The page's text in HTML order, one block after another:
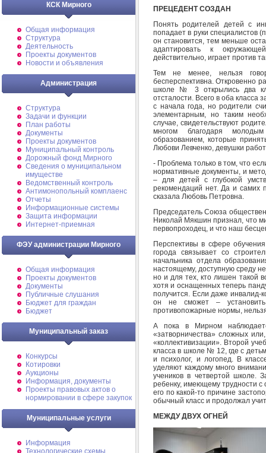
КСК Мирного
Общая информация
Структура
Деятельность
Проекты документов
Новости и объявления
Администрация
Структура
Задачи и функции
План работы
Документы
Проекты документов
Муниципальный контроль
Дорожный фонд Мирного
Cведения о муниципальном
имуществе
Ведомственный контроль
Антимонопольный комплаенс
Отчеты
Информационные системы
Защита информации
Интернет-приемная
ФЭУ администрации Мирного
Общая информация
Проекты документов
Документы
Публичные слушания
Бюджет для граждан
Бюджет
Муниципальный заказ
Конкурсы
Котировки
Аукционы
Информация, документы
Проекты правовых актов о
нормировании в сфере закупок
Муниципальные услуги
Информация
Технологические схемы
ПРЕЦЕДЕНТ СОЗДАН
Понять родителей детей с
попадает в руки специалистов
он становится, тем меньше
адаптировать к
действительно, играет против
Тем не менее, нельзя
бесперспективна. Откровенно
школе № 3 открылись два
отсталости. Всего в оба класса
с начала года, но родители
элементарным, но таким
случае, свидетельствуют
многом благодаря
образованием, которые
Любови Левченко, девушки
- Проблема только в том, что
нормативные документы, и
– для детей с глубокой
рекомендаций нет. Да и самих
сказала Любовь Петровна.
Председатель Союза
Николай Мякшин признал, что
первопроходец, и что наш
Перспективы в сфере
города связывает со
начальника отдела
настоящему, доступную среду
но и для тех, кто лишен такой
хотя и оснащенных теперь
получится. Если даже инвалид-
он не сможет –
противопожарные нормы,
А пока в Мирном
«затворничества» сложных
«коллективизации». Второй
класса в школе № 12, где с
и психолог, и логопед. В
уделяют каждому много
учеников в четвертой школе.
ребенку, имеющему трудности с
его по какой-то причине
обычный класс и продолжал
МЕЖДУ ДВУХ ОГНЕЙ